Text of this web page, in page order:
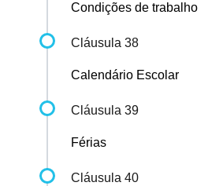
Condições de trabalho
Cláusula 38
Calendário Escolar
Cláusula 39
Férias
Cláusula 40